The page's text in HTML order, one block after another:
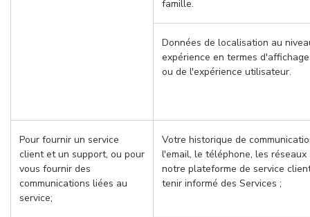
famille.
Données de localisation au
expérience en termes
ou de l'expérience utilisateur.
Pour fournir un service
client et un support, ou pour
vous fournir des
communications liées au
service;
Votre historique de
l'email, le téléphone, les
notre plateforme de service
tenir informé des Services ;